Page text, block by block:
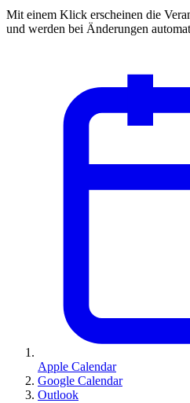
Mit einem Klick erscheinen die
und werden bei Änderungen
Apple Calendar
Google Calendar
Outlook